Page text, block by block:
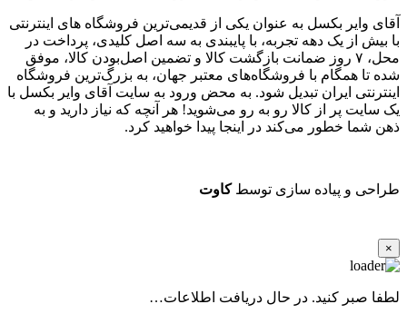
آقای وایر بکسل به عنوان یکی از قدیمی‌ترین فروشگاه های اینترنتی
با بیش از یک دهه تجربه، با پایبندی به سه اصل کلیدی، پرداخت در
محل، ۷ روز ضمانت بازگشت کالا و تضمین اصل‌بودن کالا، موفق
شده تا همگام با فروشگاه‌های معتبر جهان، به بزرگ‌ترین فروشگاه
اینترنتی ایران تبدیل شود. به محض ورود به سایت آقای وایر بکسل با
یک سایت پر از کالا رو به رو می‌شوید! هر آنچه که نیاز دارید و به
ذهن شما خطور می‌کند در اینجا پیدا خواهید کرد.
طراحی و پیاده سازی توسطکاوت
×
لطفا صبر کنید. در حال دریافت اطلاعات…